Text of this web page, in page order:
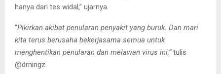
hanya dari tes widal,” ujarnya.
“Pikirkan akibat penularan penyakit yang buruk. Dan mari
kita terus berusaha bekerjasama semua untuk
menghentikan penularan dan melawan virus ini,”tulis
@drningz.